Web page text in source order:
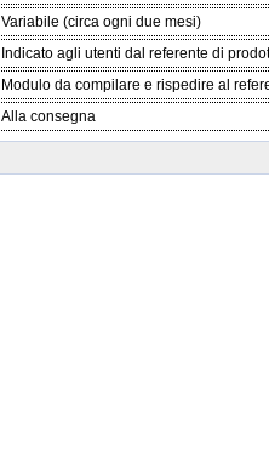
Variabile (circa ogni due mesi)
Indicato agli utenti dal referente di
Modulo da compilare e rispedire al
Alla consegna